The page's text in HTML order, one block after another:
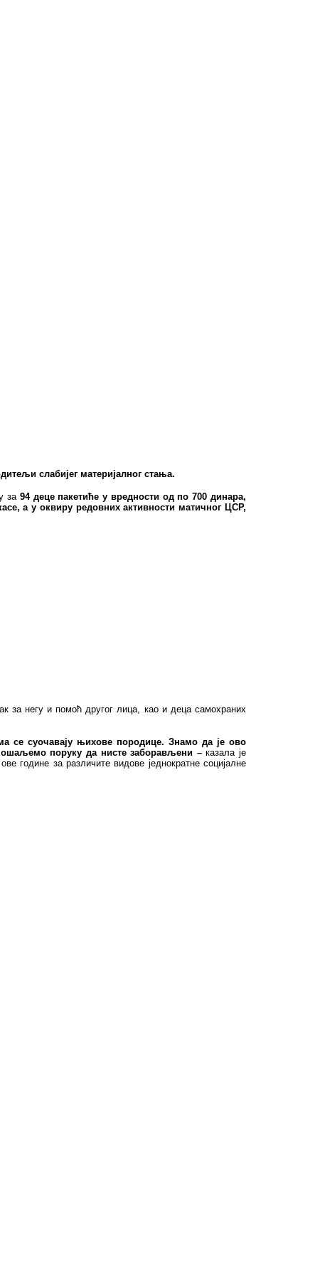
слабијег материјалног стања.
за94 деце пакетиће у вредности од по 700 динара,
а у оквиру редовних активности матичног ЦСР,
за негу и помоћ другог лица, као и деца самохраних
се суочавају њихове породице. Знамо да је ово
поруку да нисте заборављени –казала је
године за различите видове једнократне социјалне